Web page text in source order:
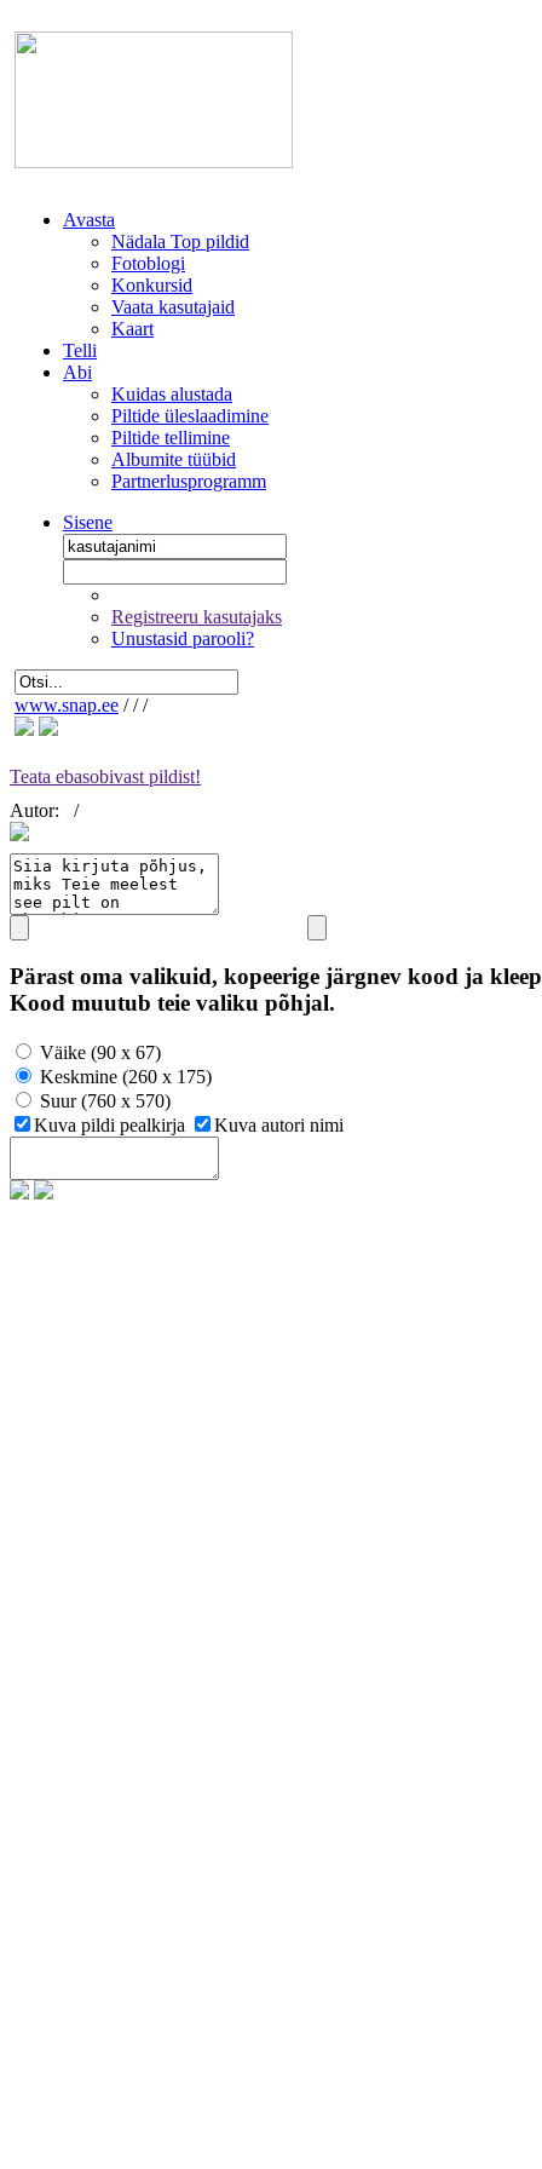
Avasta
Nädala Top pildid
Fotoblogi
Konkursid
Vaata kasutajaid
Kaart
Telli
Abi
Kuidas alustada
Piltide üleslaadimine
Piltide tellimine
Albumite tüübid
Partnerlusprogramm
Sisene
Registreeru kasutajaks
Unustasid parooli?
www.snap.ee / / /
Teata ebasobivast pildist!
Autor:
/
Pärast oma valikuid, kopeerige järgnev kood ja
Kood muutub teie valiku põhjal.
Väike (90 x 67)
Keskmine (260 x 175)
Suur (760 x 570)
Kuva pildi pealkirja
Kuva autori nimi